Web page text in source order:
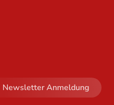
Newsletter Anmeldung